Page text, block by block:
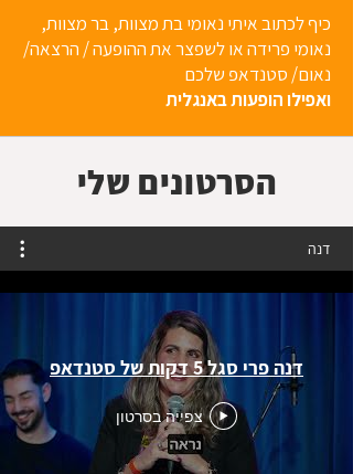
כיף לכתוב איתי נאומי בת מצוות, בר מצוות,
נאומי פרידה או לשפצר את ההופעה / הרצאה/
נאום/ סטנדאפ שלכם
ואפילו הופעות באנגלית
הסרטונים שלי
דנה
דנה פרי סגל 5 דקות של סטנדאפ
צפייה בסרטון